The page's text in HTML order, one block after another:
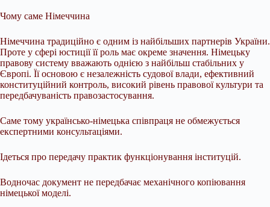
Чому саме Німеччина
Німеччина традиційно є одним із найбільших партнерів України.
Проте у сфері юстиції її роль має окреме значення. Німецьку
правову систему вважають однією з найбільш стабільних у
Європі. Її основою є незалежність судової влади, ефективний
конституційний контроль, високий рівень правової культури та
передбачуваність правозастосування.
Саме тому українсько-німецька співпраця не обмежується
експертними консультаціями.
Ідеться про передачу практик функціонування інституцій.
Водночас документ не передбачає механічного копіювання
німецької моделі.